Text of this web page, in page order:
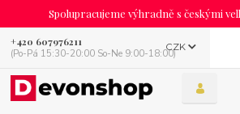
Spolupracujeme výhradně s českými
CZK
+420 607976211
(Po-Pá 15:30-20:00 So-Ne 9:00-18:00)